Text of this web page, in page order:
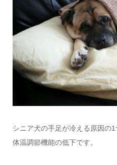
シニア犬の手足が冷える原因の
体温調節機能の低下です。